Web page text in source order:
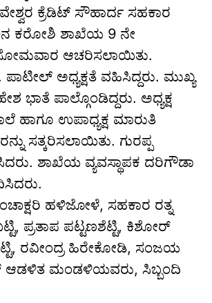
ಕ್ರೆಡಿಟ್ ಸೌಹಾರ್ದ ಸಹಕಾರ
ಕರೋಶಿ ಶಾಖೆಯ 9 ನೇ
ಆಚರಿಸಲಾಯಿತು.
ಅಧ್ಯಕ್ಷತೆ ವಹಿಸಿದ್ದರು. ಮುಖ್ಯ
ಭಾತೆ ಪಾಲ್ಗೊಂಡಿದ್ದರು. ಅಧ್ಯಕ್ಷ
ಉಪಾಧ್ಯಕ್ಷ ಮಾರುತಿ
ಸತ್ಕರಿಸಲಾಯಿತು. ಗುರಪ್ಪ
ಶಾಖೆಯ ವ್ಯವಸ್ಥಾಪಕ ದರಿಗೌಡಾ
ಹಳಿಜೋಳೆ, ಸಹಕಾರ ರತ್ನ
ಪ್ರತಾಪ ಪಟ್ಟಣಶೆಟ್ಟಿ, ಕಿಶೋರ್
ರವೀಂದ್ರ ಹಿರೇಕೋಡಿ, ಸಂಜಯ
ಆಡಳಿತ ಮಂಡಳಿಯವರು, ಸಿಬ್ಬಂದಿ